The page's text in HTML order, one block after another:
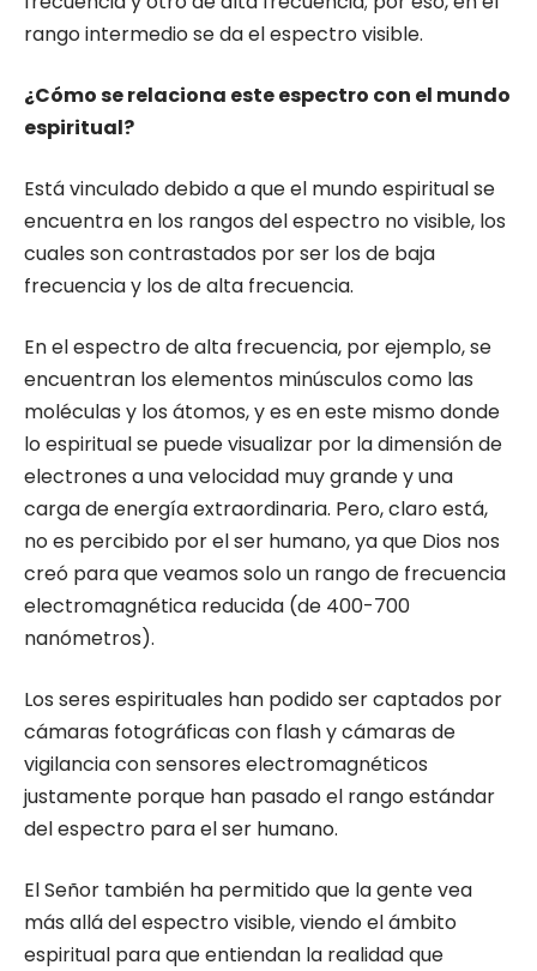
rango intermedio se da el espectro visible.
¿Cómo se relaciona este espectro con el mundo
espiritual?
Está vinculado debido a que el mundo espiritual se
encuentra en los rangos del espectro no visible, los
cuales son contrastados por ser los de baja
frecuencia y los de alta frecuencia.
En el espectro de alta frecuencia, por ejemplo, se
encuentran los elementos minúsculos como las
moléculas y los átomos, y es en este mismo donde
lo espiritual se puede visualizar por la dimensión de
electrones a una velocidad muy grande y una
carga de energía extraordinaria. Pero, claro está,
no es percibido por el ser humano, ya que Dios nos
creó para que veamos solo un rango de frecuencia
electromagnética reducida (de 400-700
nanómetros).
Los seres espirituales han podido ser captados por
cámaras fotográficas con flash y cámaras de
vigilancia con sensores electromagnéticos
justamente porque han pasado el rango estándar
del espectro para el ser humano.
El Señor también ha permitido que la gente vea
más allá del espectro visible, viendo el ámbito
espiritual para que entiendan la realidad que